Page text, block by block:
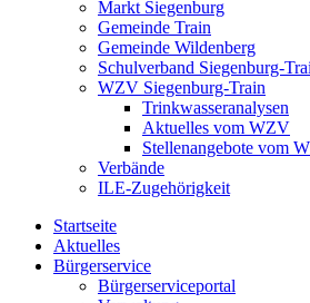
Markt Siegenburg
Gemeinde Train
Gemeinde Wildenberg
Schulverband Siegenburg-
WZV Siegenburg-Train
Trinkwasseranalysen
Aktuelles vom WZV
Stellenangebote vom
Verbände
ILE-Zugehörigkeit
Startseite
Aktuelles
Bürgerservice
Bürgerserviceportal